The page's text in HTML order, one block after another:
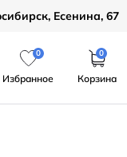
Есенина, 67
0
Избранное
0
Корзина